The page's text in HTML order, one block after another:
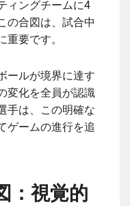
ィングチームに4
の合図は、試合中
要です。
ールが境界に達す
変化を全員が認識
手は、この明確な
ゲームの進行を追
：視覚的